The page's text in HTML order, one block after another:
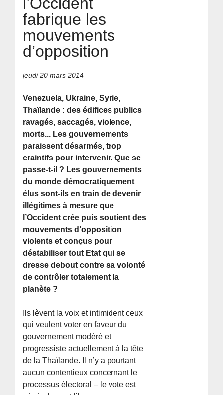
fabrique les
mouvements
d’opposition
jeudi 20 mars 2014
Venezuela, Ukraine, Syrie,
Thaïlande : des édifices publics
ravagés, saccagés, violence,
morts... Les gouvernements
paraissent désarmés, trop
craintifs pour intervenir. Que se
passe-t-il ? Les gouvernements
du monde démocratiquement
élus sont-ils en train de devenir
illégitimes à mesure que
l’Occident crée puis soutient des
mouvements d’opposition
violents et conçus pour
déstabiliser tout Etat qui se
dresse debout contre sa volonté
de contrôler totalement la
planète ?
Ils lèvent la voix et intimident ceux
qui veulent voter en faveur du
gouvernement modéré et
progressiste actuellement à la tête
de la Thaïlande. Il n’y a pourtant
aucun contentieux concernant le
processus électoral – le vote est